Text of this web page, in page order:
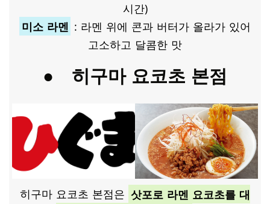
시간)
미소 라멘 ​ : 라멘 위에 콘과 버터가 올라가 있어
고소하고 달콤한 맛
● 히구마 요코초 본점
히구마 요코초 본점은 ​ 삿포로 라멘 요코초를 대